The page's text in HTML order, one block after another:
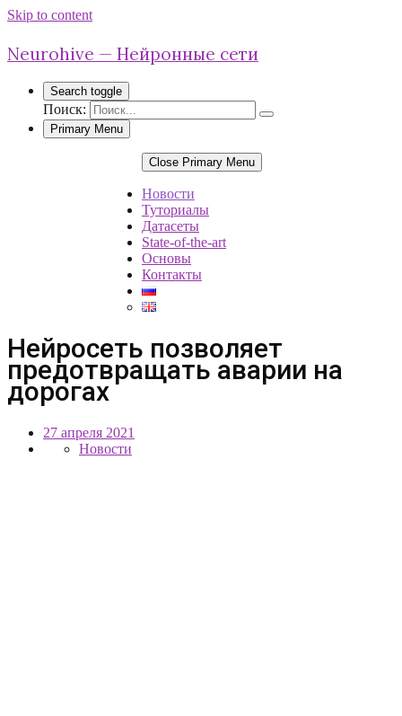
Skip to content
Neurohive — Нейронные сети
Search toggle
Поиск:
Primary Menu
Close Primary Menu
Новости
Туториалы
Датасеты
State-of-the-art
Основы
Контакты
Нейросеть позволяет
предотвращать аварии на
дорогах
27 апреля 2021
Новости